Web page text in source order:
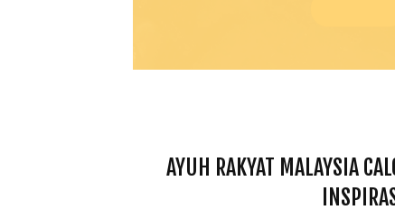
AYUH RAKYAT MALAYSIA